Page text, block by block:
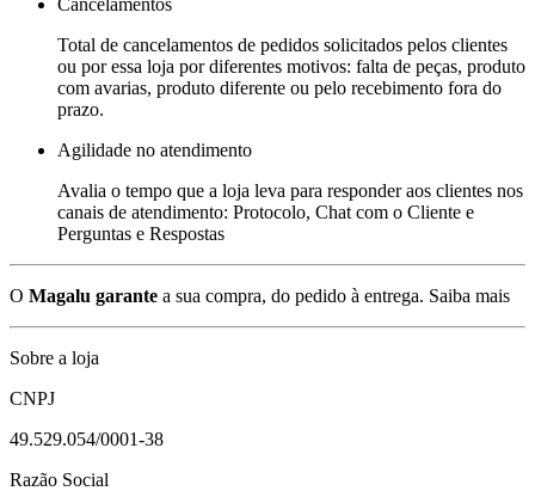
Total de cancelamentos de pedidos solicitados pelos clientes
ou por essa loja por diferentes motivos: falta de peças, produto
com avarias, produto diferente ou pelo recebimento fora do
prazo.
Agilidade no atendimento
Avalia o tempo que a loja leva para responder aos clientes nos
canais de atendimento: Protocolo, Chat com o Cliente e
Perguntas e Respostas
O Magalu garante a sua compra, do pedido à entrega. Saiba mais
Sobre a loja
CNPJ
49.529.054/0001-38
Razão Social